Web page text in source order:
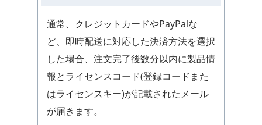
通常、クレジットカードやPayPalな
ど、即時配送に対応した決済方法を選択
した場合、注文完了後数分以内に製品情
報とライセンスコード(登録コードまた
はライセンスキー)が記載されたメール
が届きます。